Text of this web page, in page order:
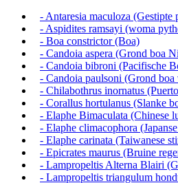
- Antaresia maculoza (Gestipte
- Aspidites ramsayi (woma
- Boa constrictor (Boa)
- Candoia aspera (Grond boa
- Candoia bibroni (Pacifische
- Candoia paulsoni (Grond
- Chilabothrus inornatus
- Corallus hortulanus (Slanke
- Elaphe Bimaculata (Chinese
- Elaphe climacophora
- Elaphe carinata (Taiwanese
- Epicrates maurus (Bruine
- Lampropeltis Alterna Blairi
- Lampropeltis triangulum